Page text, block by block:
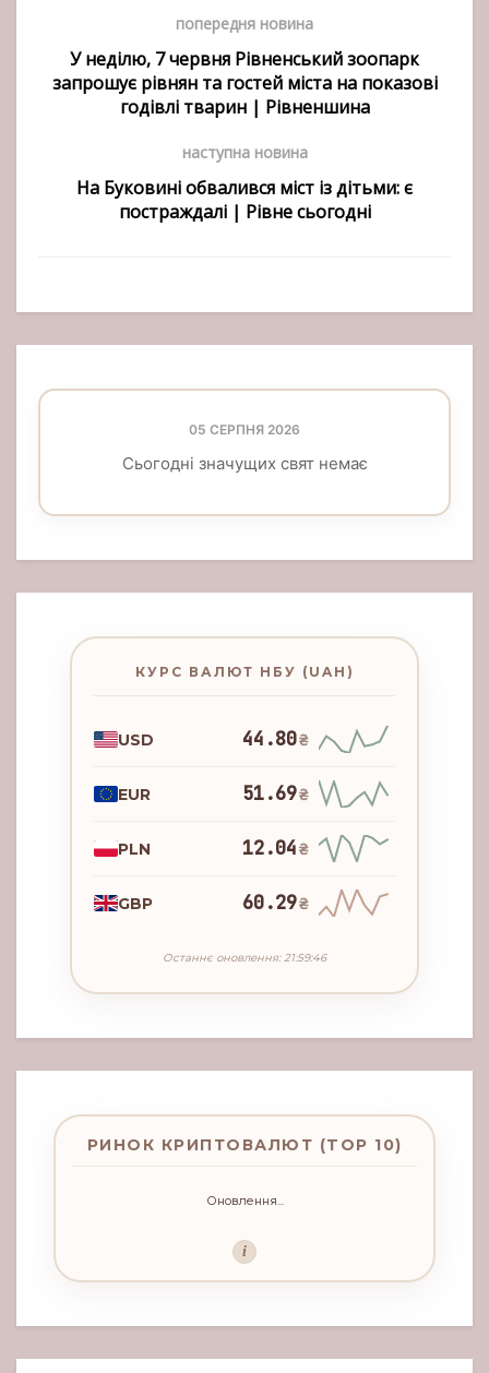
попередня новина
У неділю, 7 червня Рівненський зоопарк
запрошує рівнян та гостей міста на показові
годівлі тварин | Рівненшина
наступна новина
На Буковині обвалився міст із дітьми: є
постраждалі | Рівне сьогодні
05 СЕРПНЯ 2026
Сьогодні значущих свят немає
КУРС ВАЛЮТ НБУ (UAH)
USD 44.80₴
EUR 51.69₴
PLN 12.04₴
GBP 60.29₴
Останнє оновлення: 21:59:46
РИНОК КРИПТОВАЛЮТ (TOP 10)
Оновлення...
i